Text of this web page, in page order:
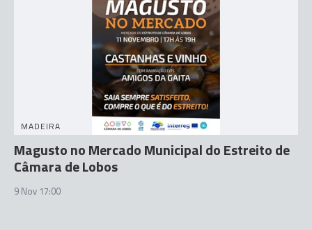
MADEIRA
Magusto no Mercado Municipal do Estreito de
Câmara de Lobos
9 Nov 17:00